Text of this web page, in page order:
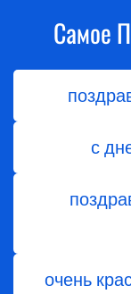
Самое
с
очень